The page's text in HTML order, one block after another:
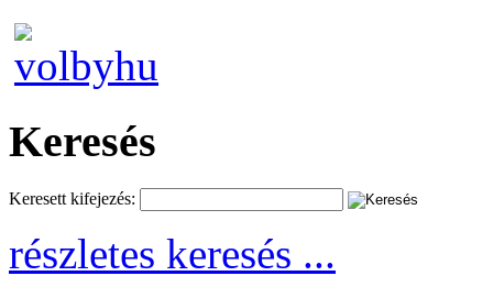
Keresés
Keresett kifejezés:
részletes keresés ...